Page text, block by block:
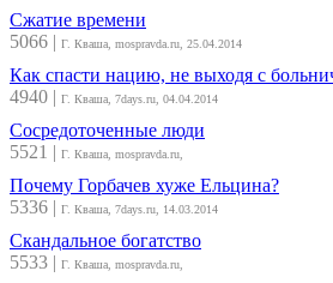
Сжатие времени
5066
Г. Кваша, mospravda.ru, 25.04.2014
Как спасти нацию, не выходя с
4940
Г. Кваша, 7days.ru, 04.04.2014
Сосредоточенные люди
5521
Г. Кваша, mospravda.ru,
Почему Горбачев хуже Ельцина?
5336
Г. Кваша, 7days.ru, 14.03.2014
Скандальное богатство
5533
Г. Кваша, mospravda.ru,